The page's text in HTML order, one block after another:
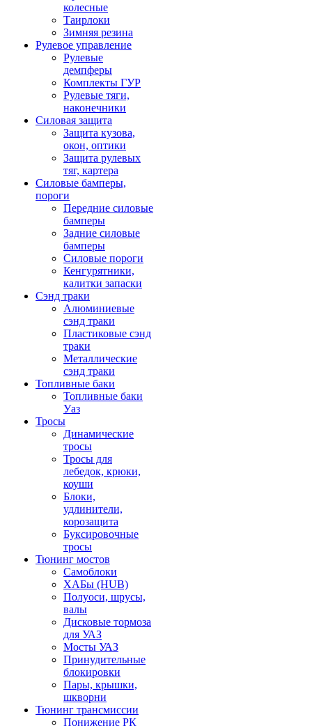
колесные
Таирлоки
Зимняя резина
Рулевое управление
Рулевые
демпферы
Комплекты ГУР
Рулевые тяги,
наконечники
Силовая защита
Защита кузова,
окон, оптики
Защита рулевых
тяг, картера
Силовые бамперы,
пороги
Передние силовые
бамперы
Задние силовые
бамперы
Силовые пороги
Кенгурятники,
калитки запаски
Сэнд траки
Алюминиевые
сэнд траки
Пластиковые сэнд
траки
Металлические
сэнд траки
Топливные баки
Топливные баки
Уаз
Тросы
Динамические
тросы
Тросы для
лебедок, крюки,
коуши
Блоки,
удлинители,
корозащита
Буксировочные
тросы
Тюнинг мостов
Самоблоки
ХАБы (HUB)
Полуоси, шрусы,
валы
Дисковые тормоза
для УАЗ
Мосты УАЗ
Принудительные
блокировки
Пары, крышки,
шкворни
Тюнинг трансмиссии
Понижение РК